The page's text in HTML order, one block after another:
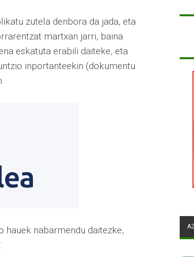
zutela denbora da jada, eta
martxan jarri, baina
eskatuta erabili daiteke, eta
inportanteekin (dokumentu
hauek nabarmendu daitezke,